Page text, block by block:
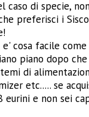
caso di specie,
preferisci i
cosa facile
piano dopo
di
etc..... se
eurini e non sei